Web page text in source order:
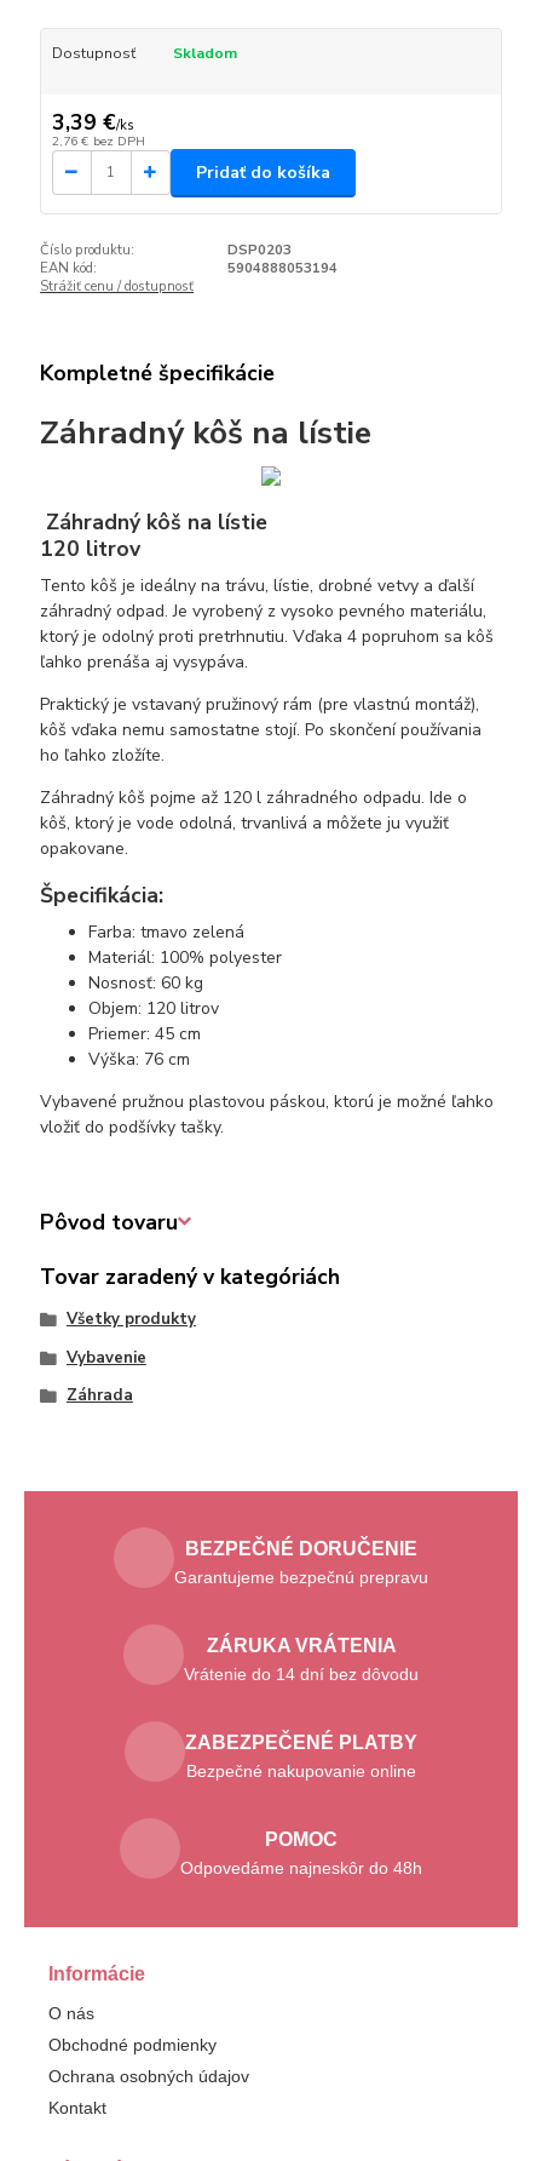
Dostupnosť Skladom
3,39 €/ks
2,76 € bez DPH
Pridať do košíka
Číslo produktu:
DSP0203
EAN kód:
5904888053194
Strážiť cenu / dostupnosť
Kompletné špecifikácie
Záhradný kôš na lístie
Záhradný kôš na lístie
120 litrov
Tento kôš je ideálny na trávu, lístie, drobné vetvy a ďalší
záhradný odpad. Je vyrobený z vysoko pevného materiálu,
ktorý je odolný proti pretrhnutiu. Vďaka 4 popruhom sa kôš
ľahko prenáša aj vysypáva.
Praktický je vstavaný pružinový rám (pre vlastnú montáž),
kôš vďaka nemu samostatne stojí. Po skončení používania
ho ľahko zložíte.
Záhradný kôš pojme až 120 l záhradného odpadu. Ide o
kôš, ktorý je vode odolná, trvanlivá a môžete ju využiť
opakovane.
Špecifikácia:
Farba: tmavo zelená
Materiál: 100% polyester
Nosnosť: 60 kg
Objem: 120 litrov
Priemer: 45 cm
Výška: 76 cm
Vybavené pružnou plastovou páskou, ktorú je možné ľahko
vložiť do podšívky tašky.
Pôvod tovaru
Tovar zaradený v kategóriách
Všetky produkty
Vybavenie
Záhrada
BEZPEČNÉ DORUČENIE
Garantujeme bezpečnú prepravu
ZÁRUKA VRÁTENIA
Vrátenie do 14 dní bez dôvodu
ZABEZPEČENÉ PLATBY
Bezpečné nakupovanie online
POMOC
Odpovedáme najneskôr do 48h
Informácie
O nás
Obchodné podmienky
Ochrana osobných údajov
Kontakt